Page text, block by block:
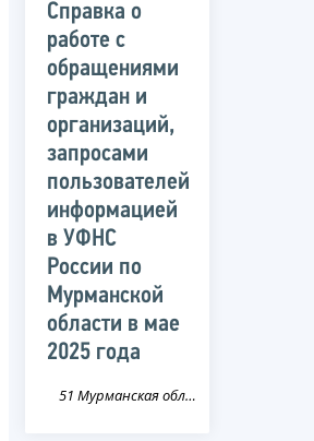
Справка о
работе с
обращениями
граждан и
организаций,
запросами
пользователей
информацией
в УФНС
России по
Мурманской
области в мае
2025 года
51 Мурманская область